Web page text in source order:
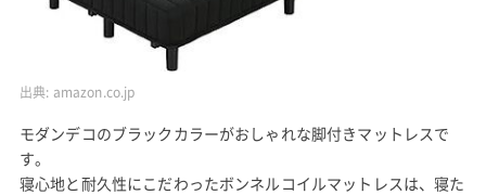
出典: amazon.co.jp
モダンデコのブラックカラーがおしゃれな脚付きマットレスで
す。
寝心地と耐久性にこだわったボンネルコイルマットレスは、寝た